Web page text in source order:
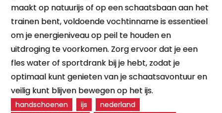
maakt op natuurijs of op een schaatsbaan aan het
trainen bent, voldoende vochtinname is essentieel
om je energieniveau op peil te houden en
uitdroging te voorkomen. Zorg ervoor dat je een
fles water of sportdrank bij je hebt, zodat je
optimaal kunt genieten van je schaatsavontuur en
veilig kunt blijven bewegen op het ijs.
handschoenen ijs
nederland